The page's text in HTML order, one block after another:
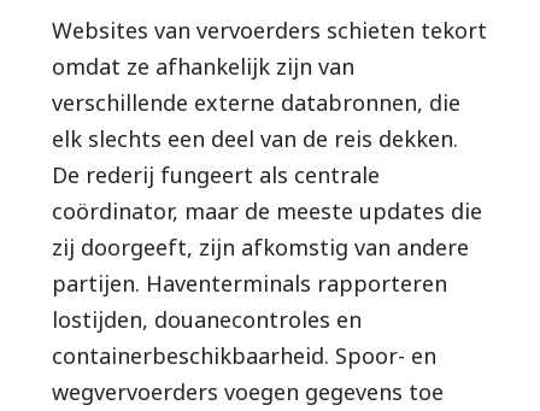
Websites van vervoerders schieten tekort
omdat ze afhankelijk zijn van
verschillende externe databronnen, die
elk slechts een deel van de reis dekken.
De rederij fungeert als centrale
coördinator, maar de meeste updates die
zij doorgeeft, zijn afkomstig van andere
partijen. Haventerminals rapporteren
lostijden, douanecontroles en
containerbeschikbaarheid. Spoor- en
wegvervoerders voegen gegevens toe